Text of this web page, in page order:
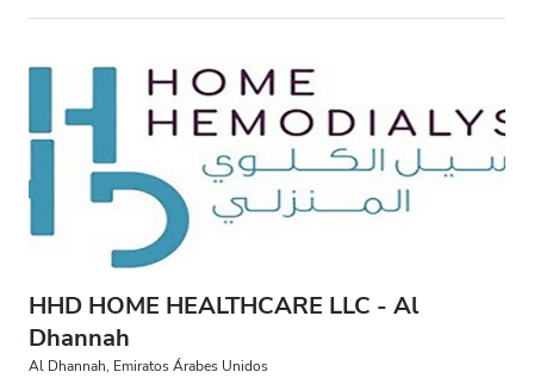
HHD HOME HEALTHCARE LLC - Al
Dhannah
Al Dhannah, Emiratos Árabes Unidos